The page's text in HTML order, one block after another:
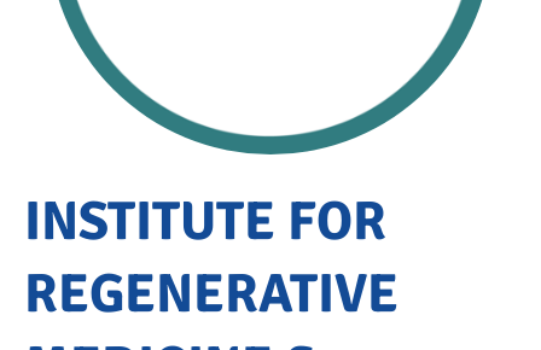
Accueil
Recherche
pré-
clinique
INSTITUTE FOR
REGENERATIVE